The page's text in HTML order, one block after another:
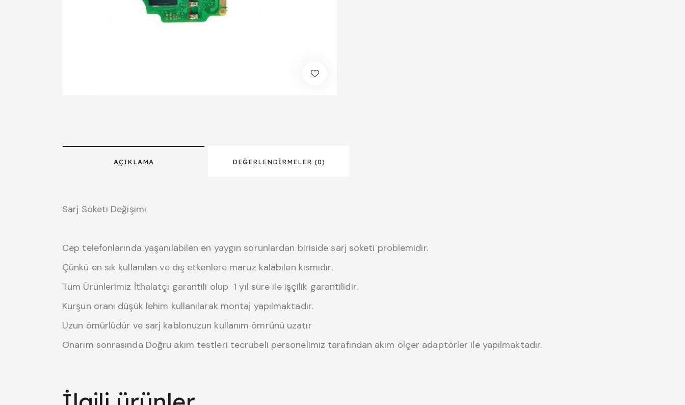
AÇIKLAMA DEĞERLENDIRMELER (0)
Sarj Soketi Değişimi
Cep telefonlarında yaşanılabilen en yaygın sorunlardan biriside sarj soketi problemidir.
Çünkü en sık kullanılan ve dış etkenlere maruz kalabilen kısmıdır.
Tüm Ürünlerimiz İthalatçı garantili olup 1 yıl süre ile işçilik garantilidir.
Kurşun oranı düşük lehim kullanılarak montaj yapılmaktadır.
Uzun ömürlüdür ve sarj kablonuzun kullanım ömrünü uzatır
Onarım sonrasında Doğru akım testleri tecrübeli personelimiz tarafından akım ölçer adaptörler ile yapılmaktadır.